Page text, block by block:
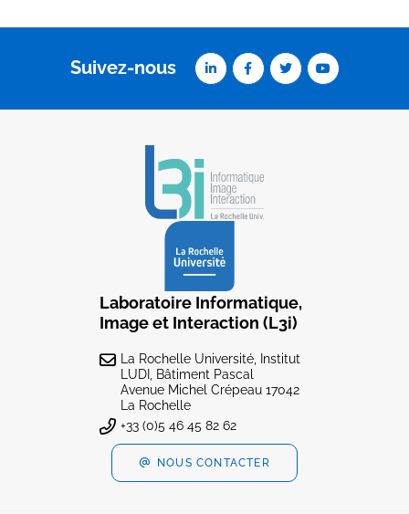
Suivez-nous
Laboratoire Informatique,
Image et Interaction (L3i)
La Rochelle Université, Institut
LUDI, Bâtiment Pascal
Avenue Michel Crépeau 17042
La Rochelle
+33 (0)5 46 45 82 62
NOUS CONTACTER